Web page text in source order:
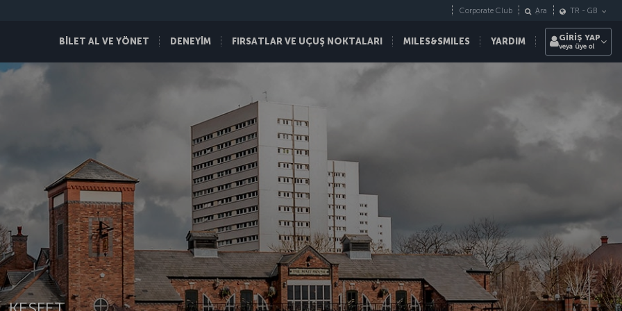
BİLET AL VE YÖNET DENEYİM FIRSATLAR VE UÇUŞ NOKTALARI MILES&SMILES YARDIM
Corporate Club Ara TR - GB
GİRİŞ YAP
veya üye ol